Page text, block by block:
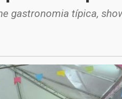
gastronomia típica,